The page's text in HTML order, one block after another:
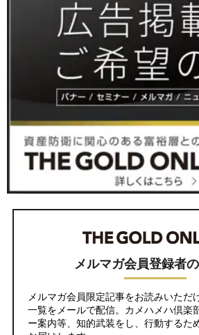
メルマガ会員登録者
メルマガ会員限定記事をお読みいただ
一覧をメールで配信。カメハメハ倶楽
ー案内等、知的武装をし、行動するた